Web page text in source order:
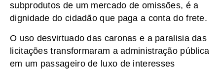
subprodutos de um mercado de omissões, é a
dignidade do cidadão que paga a conta do frete.
O uso desvirtuado das caronas e a paralisia das
licitações transformaram a administração pública
em um passageiro de luxo de interesses